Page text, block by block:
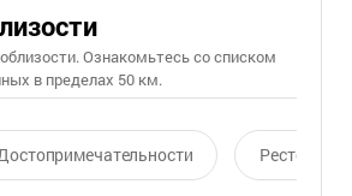
Ознакомьтесь со списком
в пределах 50 км.
Ресторан